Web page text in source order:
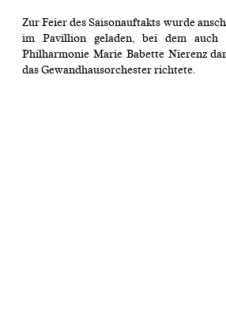
Zur Feier des Saisonauftakts wurde
im Pavillion geladen, bei dem
Philharmonie Marie Babette Nierenz
das Gewandhausorchester richtete.